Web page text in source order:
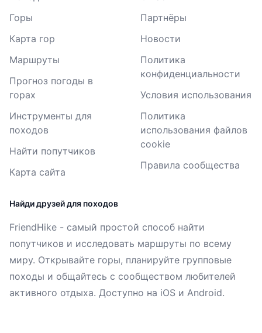
Горы
Карта гор
Маршруты
Прогноз погоды в
горах
Инструменты для
походов
Найти попутчиков
Карта сайта
Партнёры
Новости
Политика
конфиденциальности
Условия использования
Политика
использования файлов
cookie
Правила сообщества
Найди друзей для походов
FriendHike - самый простой способ найти
попутчиков и исследовать маршруты по всему
миру. Открывайте горы, планируйте групповые
походы и общайтесь с сообществом любителей
активного отдыха. Доступно на iOS и Android.